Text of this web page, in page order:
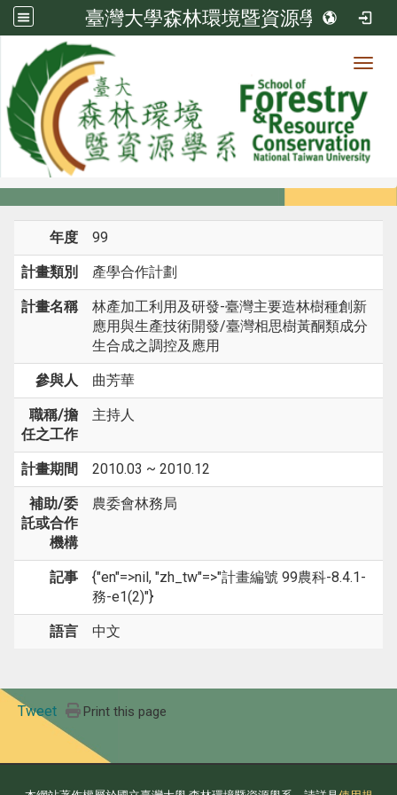
臺灣大學森林環境暨資源學系
系所成員
系所成員
年度 99
計畫類別 產學合作計劃
計畫名稱
林產加工利用及研發-臺灣主要造林樹種創新
應用與生產技術開發/臺灣相思樹黃酮類成分
生合成之調控及應用
參與人 曲芳華
職稱/擔
任之工作
主持人
計畫期間 2010.03 ~ 2010.12
補助/委
託或合作
機構
農委會林務局
記事
{"en"=>nil, "zh_tw"=>"計畫編號 99農科-8.4.1-
務-e1(2)"}
語言 中文
Tweet Print this page